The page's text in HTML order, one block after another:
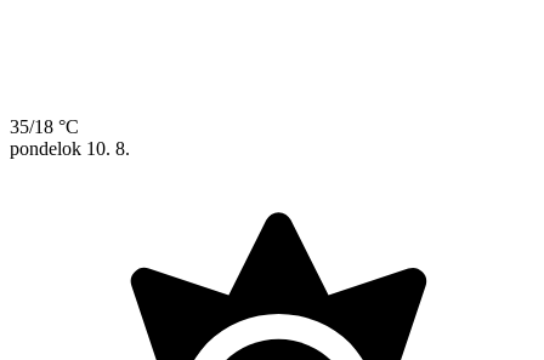
35/18 °C
pondelok 10. 8.